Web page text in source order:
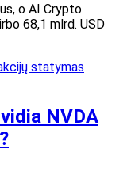
o AI Crypto
68,1 mlrd. USD
NVDA